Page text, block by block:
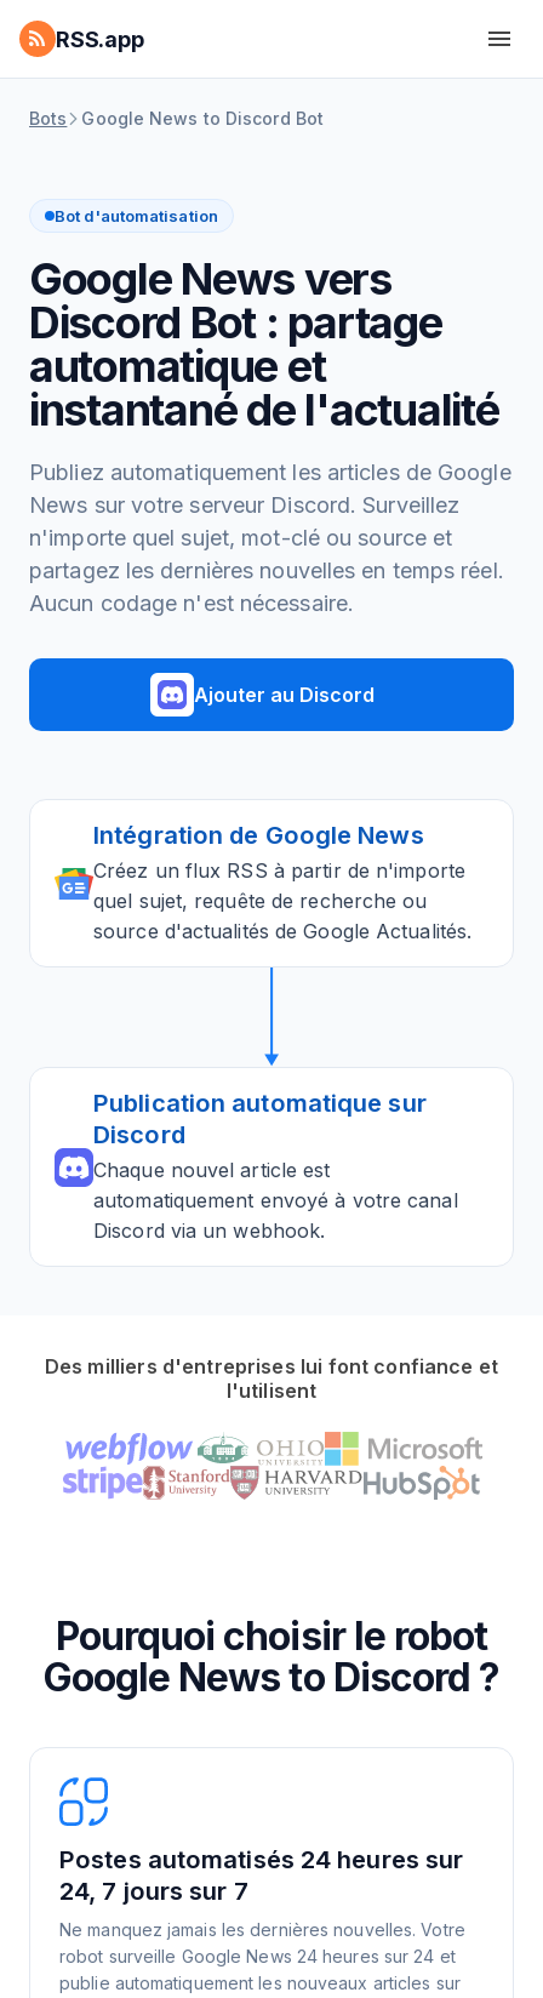
RSS.app
Bots Google News to Discord Bot
Bot d'automatisation
Google News vers
Discord Bot : partage
automatique et
instantané de l'actualité
Publiez automatiquement les articles de Google
News sur votre serveur Discord. Surveillez
n'importe quel sujet, mot-clé ou source et
partagez les dernières nouvelles en temps réel.
Aucun codage n'est nécessaire.
Ajouter au Discord
Intégration de Google News
Créez un flux RSS à partir de n'importe
quel sujet, requête de recherche ou
source d'actualités de Google Actualités.
Publication automatique sur
Discord
Chaque nouvel article est
automatiquement envoyé à votre canal
Discord via un webhook.
Des milliers d'entreprises lui font confiance et
l'utilisent
Pourquoi choisir le robot
Google News to Discord ?
Postes automatisés 24 heures sur
24, 7 jours sur 7
Ne manquez jamais les dernières nouvelles. Votre
robot surveille Google News 24 heures sur 24 et
publie automatiquement les nouveaux articles sur